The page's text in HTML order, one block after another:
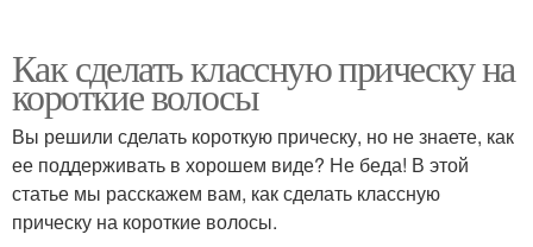
Как сделать классную прическу на
короткие волосы
Вы решили сделать короткую прическу, но не знаете, как
ее поддерживать в хорошем виде? Не беда! В этой
статье мы расскажем вам, как сделать классную
прическу на короткие волосы.